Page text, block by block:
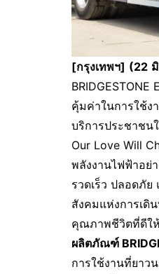
[กรุงเทพฯ] (22
คุ้มค่าในการใช้ง
บริการประชาชน
Our Love Will
พลังงานไฟฟ้าอย่
รวดเร็ว ปลอดภั
สังคมแห่งการเดิ
คุณภาพชีวิตที่ดีใ
ผลิตภัณฑ์
การใช้งานที่ยาว